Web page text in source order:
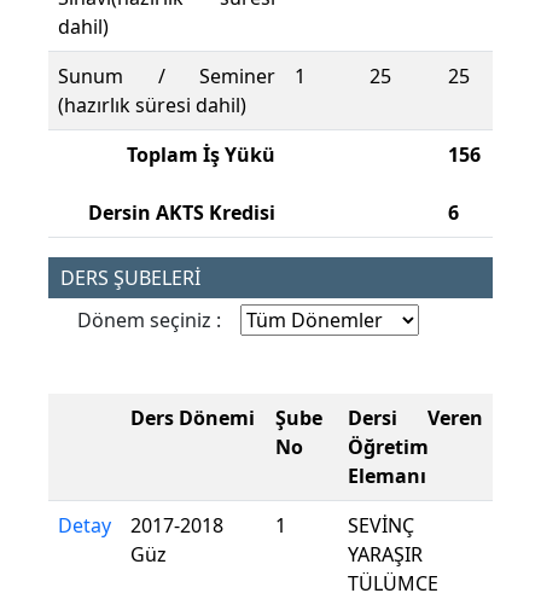
dahil)
Sunum / Seminer
(hazırlık süresi dahil)
1 25 25
Toplam İş Yükü
Dersin AKTS Kredisi
156
6
DERS ŞUBELERİ
Dönem seçiniz :
Ders Dönemi
Şube
No
Dersi Veren
Öğretim
Elemanı
Detay
2017-2018
Güz
1
SEVİNÇ
YARAŞIR
TÜLÜMCE